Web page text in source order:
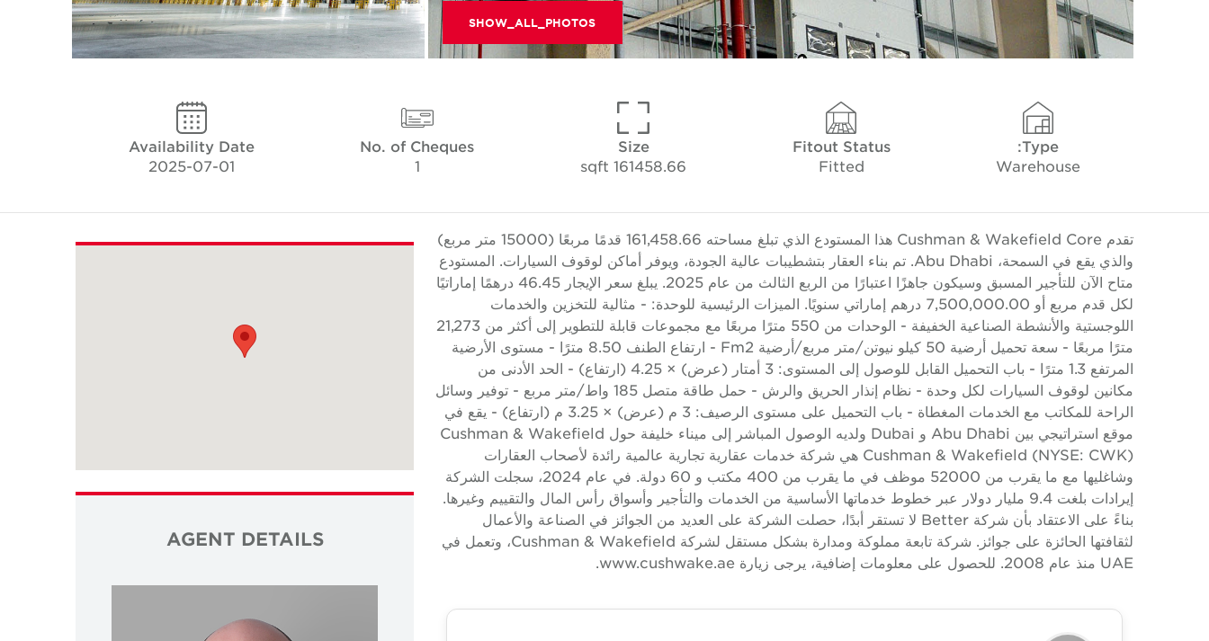
SHOW_ALL_PHOTOS
Type:
Warehouse
Fitout Status
Fitted
Size
161458.66 sqft
No. of Cheques
1
Availability Date
2025-07-01
تقدم Cushman & Wakefield Core هذا المستودع الذي تبلغ مساحته 161,458.66 قدمًا مربعًا (15000 متر مربع)
والذي يقع في السمحة، Abu Dhabi. تم بناء العقار بتشطيبات عالية الجودة، ويوفر أماكن لوقوف السيارات. المستودع
متاح الآن للتأجير المسبق وسيكون جاهزًا اعتبارًا من الربع الثالث من عام 2025. يبلغ سعر الإيجار 46.45 درهمًا إماراتيًا
لكل قدم مربع أو 7,500,000.00 درهم إماراتي سنويًا. الميزات الرئيسية للوحدة: - مثالية للتخزين والخدمات
اللوجستية والأنشطة الصناعية الخفيفة - الوحدات من 550 مترًا مربعًا مع مجموعات قابلة للتطوير إلى أكثر من 21,273
مترًا مربعًا - سعة تحميل أرضية 50 كيلو نيوتن/متر مربع/أرضية Fm2 - ارتفاع الطنف 8.50 مترًا - مستوى الأرضية
المرتفع 1.3 مترًا - باب التحميل القابل للوصول إلى المستوى: 3 أمتار (عرض) × 4.25 (ارتفاع) - الحد الأدنى من
مكانين لوقوف السيارات لكل وحدة - نظام إنذار الحريق والرش - حمل طاقة متصل 185 واط/متر مربع - توفير وسائل
الراحة للمكاتب مع الخدمات المغطاة - باب التحميل على مستوى الرصيف: 3 م (عرض) × 3.25 م (ارتفاع) - يقع في
موقع استراتيجي بين Abu Dhabi و Dubai ولديه الوصول المباشر إلى ميناء خليفة حول Cushman & Wakefield
Cushman & Wakefield (NYSE: CWK) هي شركة خدمات عقارية تجارية عالمية رائدة لأصحاب العقارات
وشاغليها مع ما يقرب من 52000 موظف في ما يقرب من 400 مكتب و 60 دولة. في عام 2024، سجلت الشركة
إيرادات بلغت 9.4 مليار دولار عبر خطوط خدماتها الأساسية من الخدمات والتأجير وأسواق رأس المال والتقييم وغيرها.
بناءً على الاعتقاد بأن شركة Better لا تستقر أبدًا، حصلت الشركة على العديد من الجوائز في الصناعة والأعمال
لثقافتها الحائزة على جوائز. شركة تابعة مملوكة ومدارة بشكل مستقل لشركة Cushman & Wakefield، وتعمل في
UAE منذ عام 2008. للحصول على معلومات إضافية، يرجى زيارة www.cushwake.ae.
AGENT DETAILS